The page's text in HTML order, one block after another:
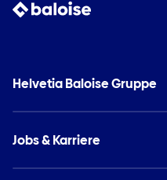
Helvetia Baloise Gruppe
Jobs & Karriere